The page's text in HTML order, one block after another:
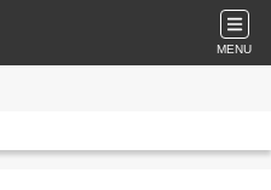
MENU